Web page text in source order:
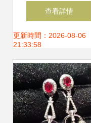
意到精工的藝術之
旅
查看詳情
更新時間：2026-08-06
21:33:58